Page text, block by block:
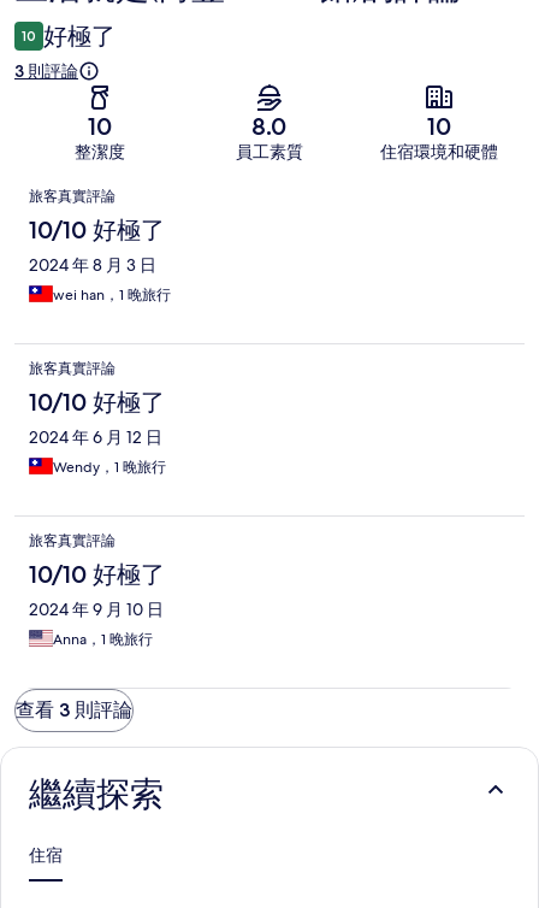
論
10 好極了
3 則評論
10
整潔度
8.0
員工素質
10
住宿環境和硬體
評
論
旅客真實評論
10/10 好極了
2024 年 8 月 3 日
wei han，1 晚旅行
旅客真實評論
10/10 好極了
2024 年 6 月 12 日
Wendy，1 晚旅行
旅客真實評論
10/10 好極了
2024 年 9 月 10 日
Anna，1 晚旅行
查看 3 則評論
繼續探索
住宿